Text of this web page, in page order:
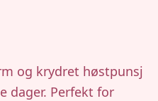
og krydret høstpunsj
dager. Perfekt for